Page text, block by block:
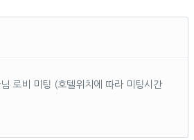
로비 미팅 (호텔위치에 따라 미팅시간